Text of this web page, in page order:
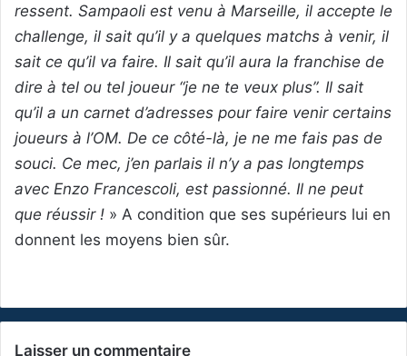
ressent. Sampaoli est venu à Marseille, il accepte le
challenge, il sait qu’il y a quelques matchs à venir, il
sait ce qu’il va faire. Il sait qu’il aura la franchise de
dire à tel ou tel joueur “je ne te veux plus”. Il sait
qu’il a un carnet d’adresses pour faire venir certains
joueurs à l’OM. De ce côté-là, je ne me fais pas de
souci. Ce mec, j’en parlais il n’y a pas longtemps
avec Enzo Francescoli, est passionné. Il ne peut
que réussir ! » A condition que ses supérieurs lui en
donnent les moyens bien sûr.
Laisser un commentaire